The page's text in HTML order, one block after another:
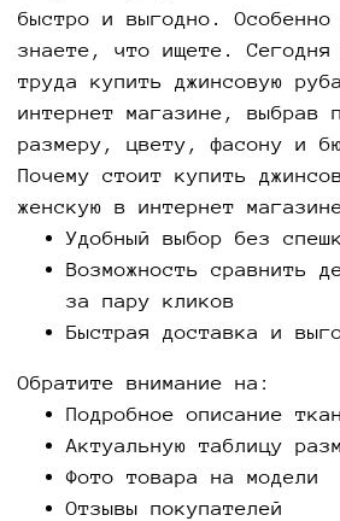
быстро и выгодно.
знаете, что ищете. Сегодня
труда купить джинсовую
интернет магазине, выбрав
размеру, цвету, фасону и
Почему стоит купить
женскую в интернет
Удобный выбор без
Возможность сравнить
за пару кликов
Быстрая доставка и
Обратите внимание на:
Подробное описание
Актуальную таблицу
Фото товара на модели
Отзывы покупателей